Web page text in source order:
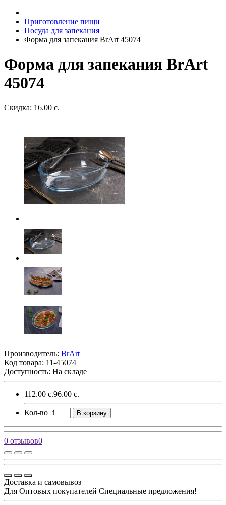
Приготовление пищи
Посуда для запекания
Форма для запекания BrArt 45074
Форма для запекания BrArt
45074
Скидка: 16.00 с.
Производитель: BrArt
Код товара: 11-45074
Доступность: На складе
112.00 с.96.00 с.
Кол-во В корзину
0 отзывов0
Доставка и самовывоз
Для Оптовых покупателей Специальные предложения!